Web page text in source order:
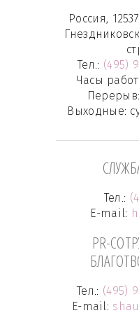
Россия,
Тел.: (495)
Часы
Выходные:
Тел.:
E-mail:
PR-
Тел.: (495)
E-mail: